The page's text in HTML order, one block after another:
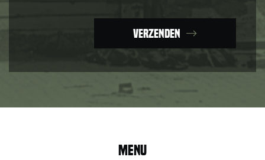
Verzenden
Menu